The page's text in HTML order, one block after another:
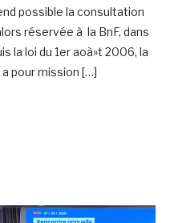
possible la consultation
réservée à la BnF, dans
la loi du 1er aoà»t 2006, la
pour mission […]